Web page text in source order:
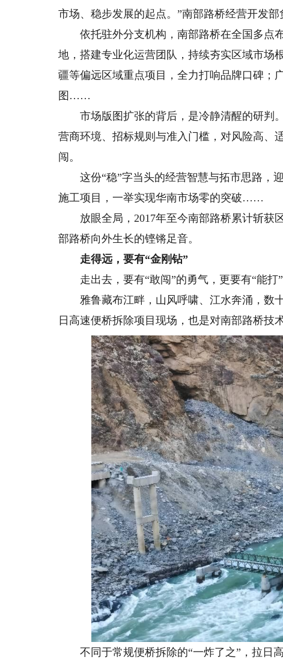
市场、稳步发展的起点。”南部路桥经营开发部
依托驻外分支机构，南部路桥在全国多点
地，搭建专业化运营团队，持续夯实区域市场
疆等偏远区域重点项目，全力打响品牌口碑；
图……
市场版图扩张的背后，是冷静清醒的研判
营商环境、招标规则与准入门槛，对风险高、
闯。
这份“稳”字当头的经营智慧与拓市思路，
施工项目，一举实现华南市场零的突破……
放眼全局，2017年至今南部路桥累计斩获
部路桥向外生长的铿锵足音。
走得远，要有“金刚钻”
走出去，要有“敢闯”的勇气，更要有“能打”
雅鲁藏布江畔，山风呼啸、江水奔涌，数
日高速便桥拆除项目现场，也是对南部路桥技
不同于常规便桥拆除的“一炸了之”，拉日